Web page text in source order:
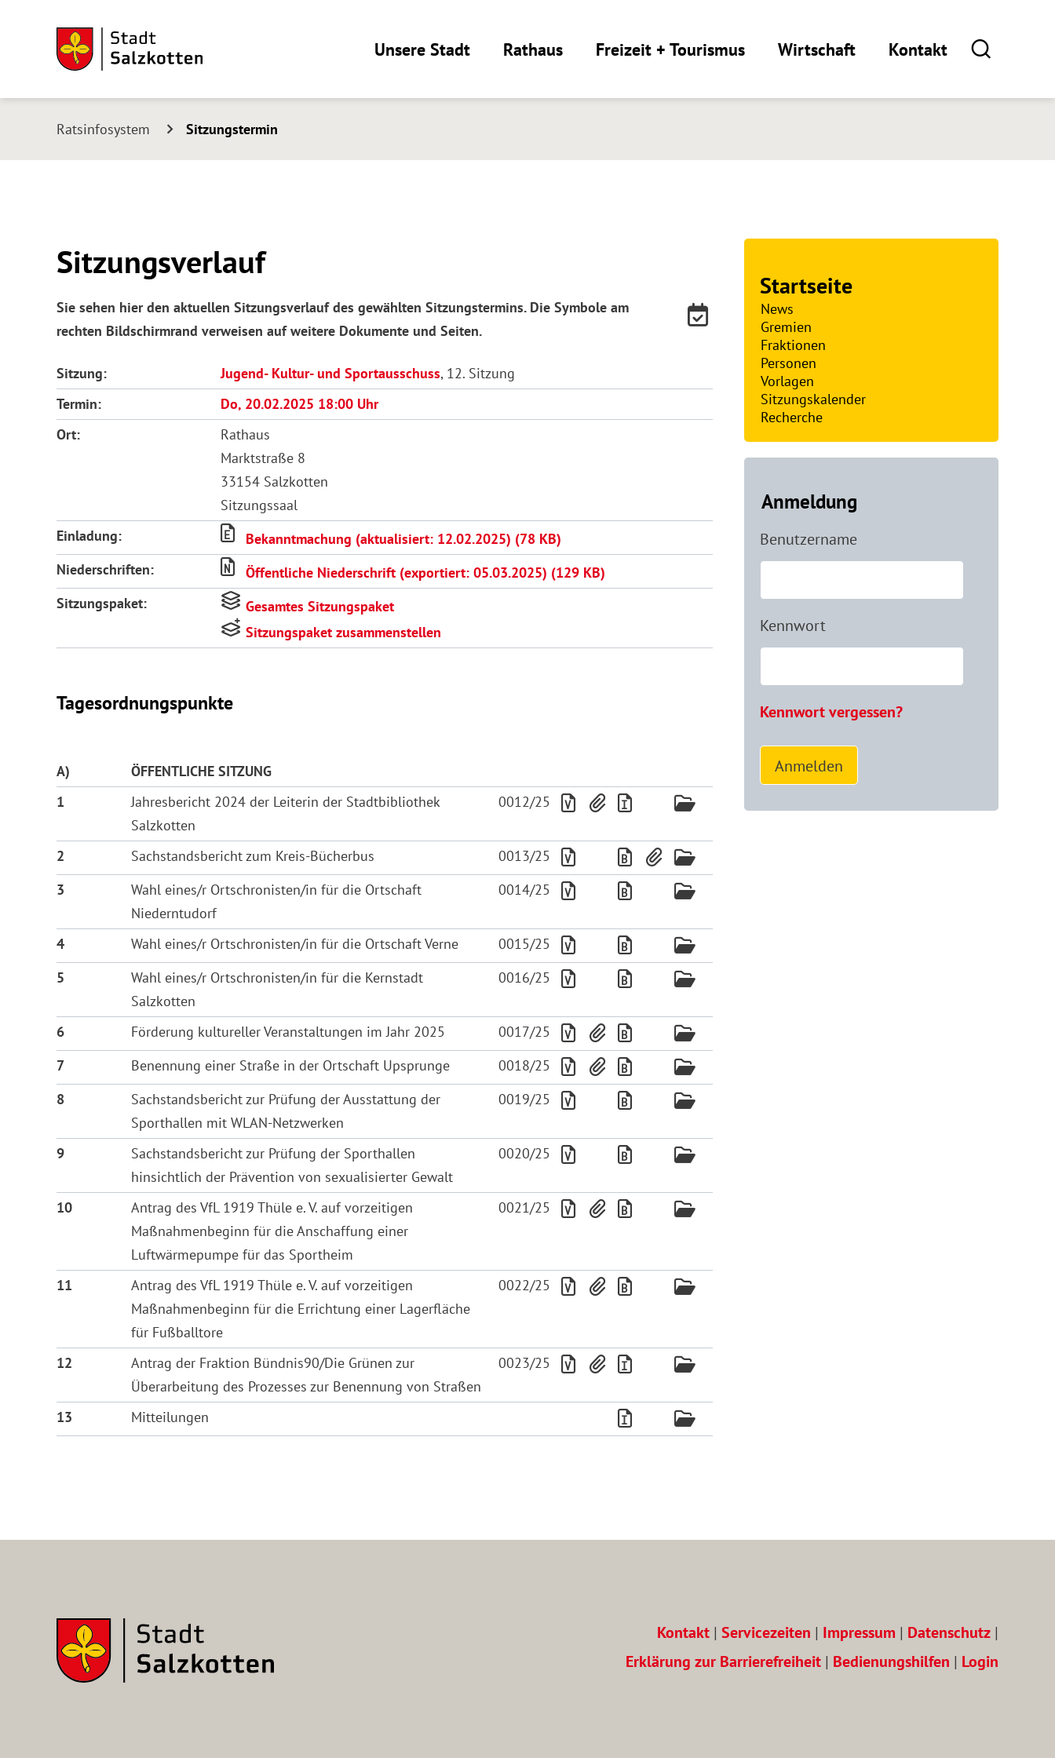
Unsere Stadt Rathaus Freizeit + Tourismus Wirtschaft Kontakt
Ratsinfosystem Sitzungstermin
Sitzungsverlauf
Sie sehen hier den aktuellen Sitzungsverlauf des gewählten Sitzungstermins. Die Symbole am
rechten Bildschirmrand verweisen auf weitere Dokumente und Seiten.
Sitzung: Jugend- Kultur- und Sportausschuss, 12. Sitzung
Termin:
Do, 20.02.2025 18:00 Uhr
Ort:
Rathaus
Marktstraße 8
33154 Salzkotten
Sitzungssaal
Einladung:
Bekanntmachung (aktualisiert: 12.02.2025) (78 KB)
Niederschriften:
Öffentliche Niederschrift (exportiert: 05.03.2025) (129 KB)
Sitzungspaket:
Gesamtes Sitzungspaket
Sitzungspaket zusammenstellen
Tagesordnungspunkte
A)
ÖFFENTLICHE SITZUNG
1
Jahresbericht 2024 der Leiterin der Stadtbibliothek
Salzkotten
0012/25
2 Sachstandsbericht zum Kreis-Bücherbus
0013/25
3
Wahl eines/r Ortschronisten/in für die Ortschaft
Niederntudorf
0014/25
4 Wahl eines/r Ortschronisten/in für die Ortschaft Verne
0015/25
5
Wahl eines/r Ortschronisten/in für die Kernstadt
Salzkotten
0016/25
6 Förderung kultureller Veranstaltungen im Jahr 2025
0017/25
7
Benennung einer Straße in der Ortschaft Upsprunge
0018/25
8
Sachstandsbericht zur Prüfung der Ausstattung der
Sporthallen mit WLAN-Netzwerken
0019/25
9
Sachstandsbericht zur Prüfung der Sporthallen
hinsichtlich der Prävention von sexualisierter Gewalt
0020/25
10
Antrag des VfL 1919 Thüle e. V. auf vorzeitigen
Maßnahmenbeginn für die Anschaffung einer
Luftwärmepumpe für das Sportheim
0021/25
11
Antrag des VfL 1919 Thüle e. V. auf vorzeitigen
Maßnahmenbeginn für die Errichtung einer Lagerfläche
für Fußballtore
0022/25
12
Antrag der Fraktion Bündnis90/Die Grünen zur
Überarbeitung des Prozesses zur Benennung von Straßen
0023/25
13 Mitteilungen
Startseite
News
Gremien
Fraktionen
Personen
Vorlagen
Sitzungskalender
Recherche
Anmeldung
Benutzername
Kennwort
Kennwort vergessen?
Kontakt| Servicezeiten | Impressum | Datenschutz|
Erklärung zur Barrierefreiheit| Bedienungshilfen | Login